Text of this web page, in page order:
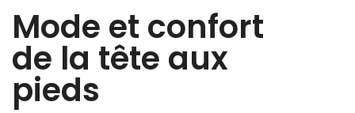
Mode et confort
de la tête aux
pieds